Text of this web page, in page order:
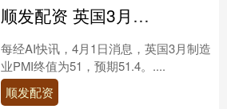
顺发配资 英国3月制造业PMI终值为51，预期51.4
每经AI快讯，4月1日消息，英国3月制造
业PMI终值为51，预期51.4。....
顺发配资